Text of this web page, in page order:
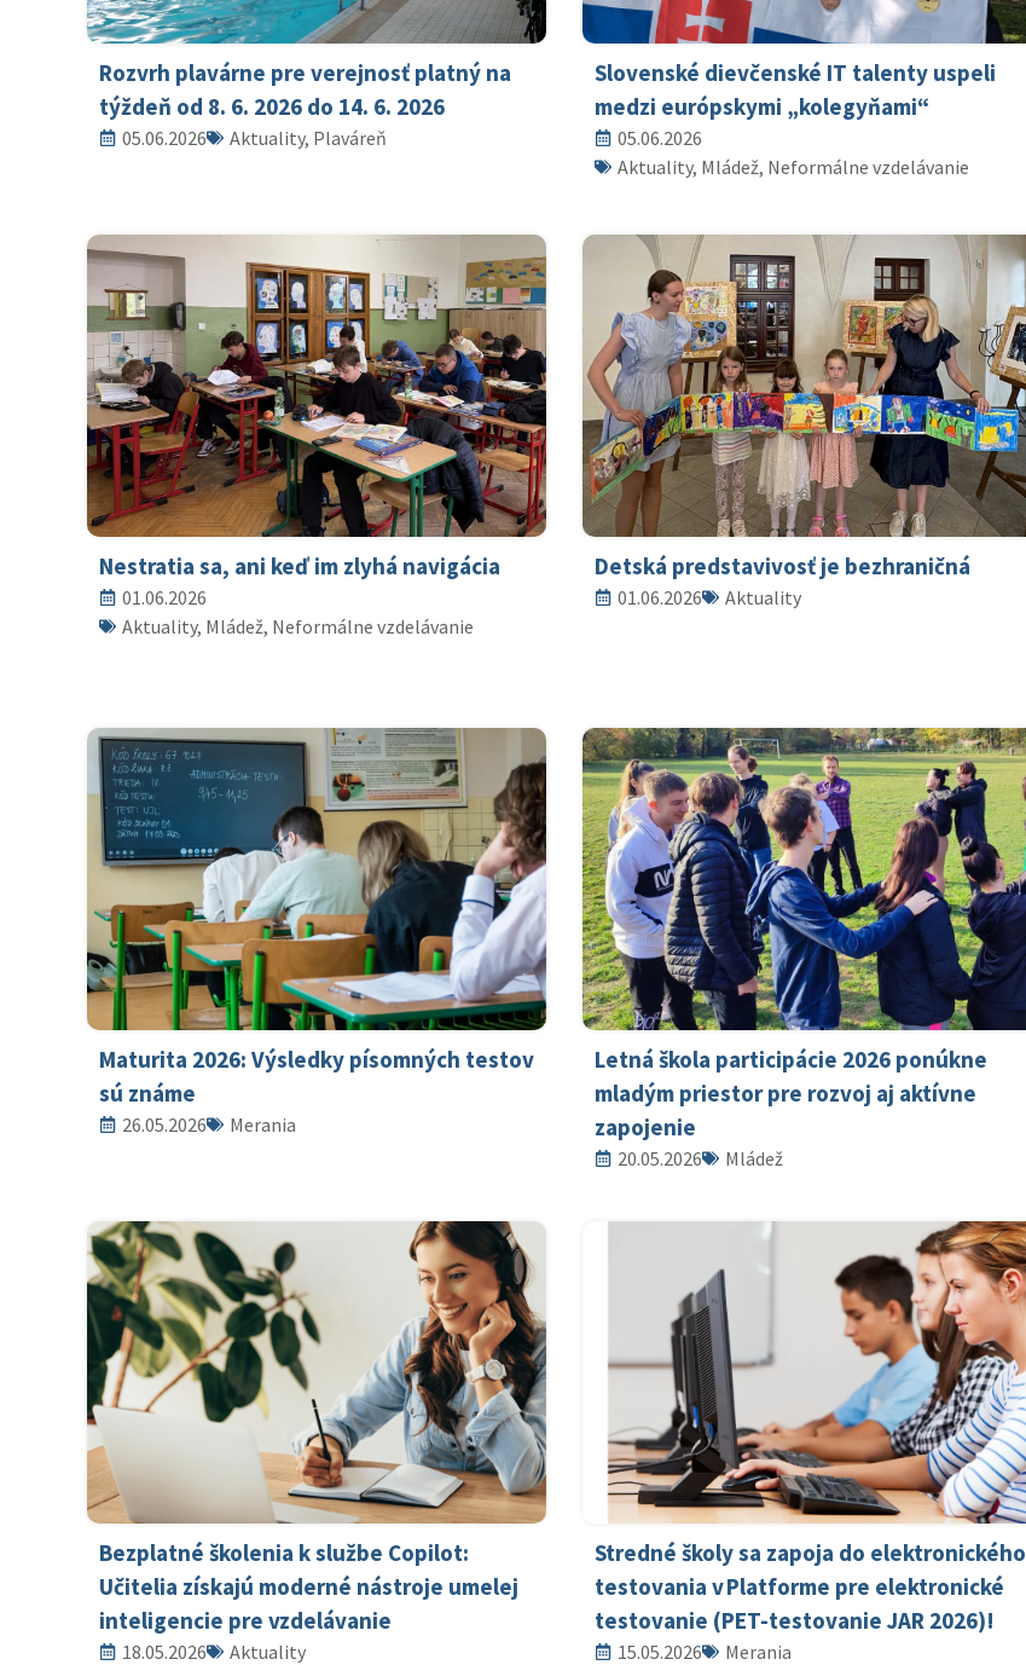
Rozvrh plavárne pre verejnosť platný na
týždeň od 8. 6. 2026 do 14. 6. 2026
05.06.2026 Aktuality, Plaváreň
Slovenské dievčenské IT talenty uspeli
medzi európskymi „kolegyňami“
05.06.2026
Aktuality, Mládež, Neformálne vzdelávanie
Nestratia sa, ani keď im zlyhá navigácia
01.06.2026
Aktuality, Mládež, Neformálne vzdelávanie
Detská predstavivosť je bezhraničná
01.06.2026 Aktuality
Maturita 2026: Výsledky písomných testov
sú známe
26.05.2026 Merania
Letná škola participácie 2026 ponúkne
mladým priestor pre rozvoj aj aktívne
zapojenie
20.05.2026 Mládež
Bezplatné školenia k službe Copilot:
Učitelia získajú moderné nástroje umelej
inteligencie pre vzdelávanie
18.05.2026 Aktuality
Stredné školy sa zapoja do elektronického
testovania v Platforme pre elektronické
testovanie (PET-testovanie JAR 2026)!
15.05.2026 Merania